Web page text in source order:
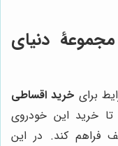
دنیای
برای خرید اقساطی
خرید این خودروی
فراهم کند. در این